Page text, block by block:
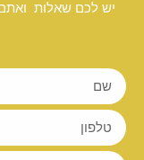
יש לכם שאלות ואתם